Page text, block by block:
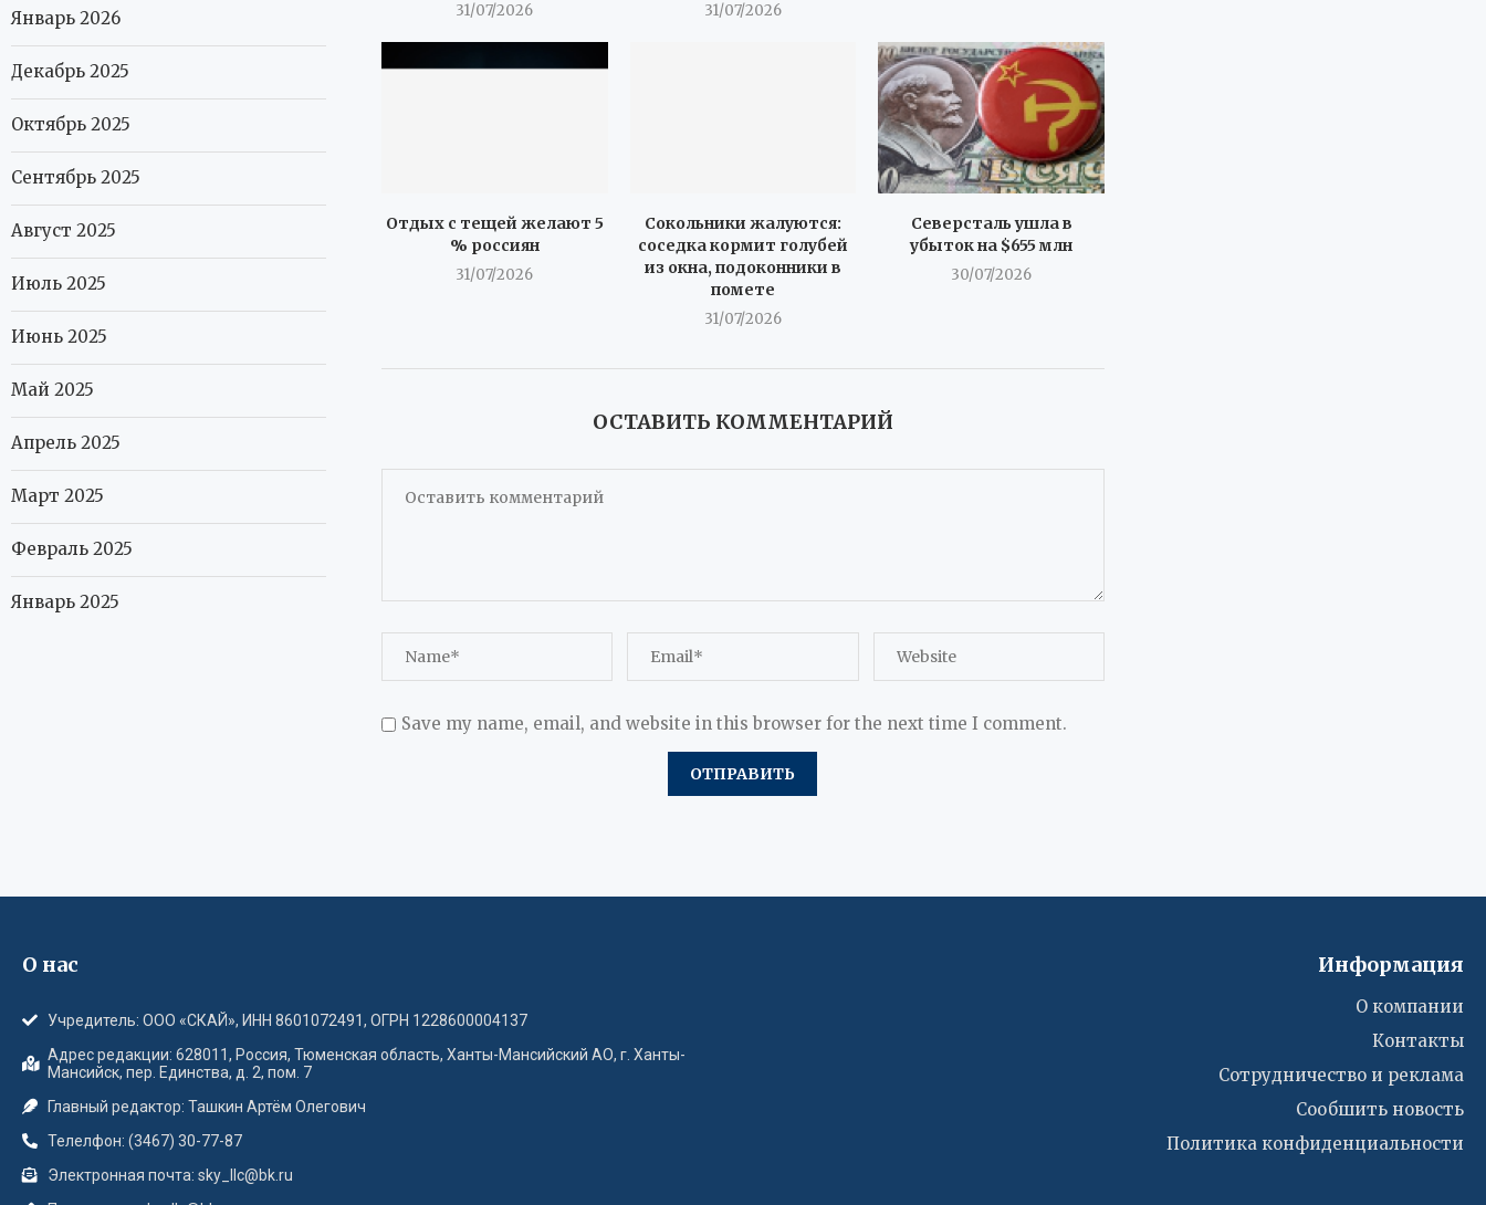
31/07/2026 31/07/2026
Отдых с тещей желают 5
% россиян
31/07/2026
Сокольники жалуются:
соседка кормит голубей
из окна, подоконники в
помете
31/07/2026
Северсталь ушла в
убыток на $655 млн
30/07/2026
ОСТАВИТЬ КОММЕНТАРИЙ
Save my name, email, and website in this browser for the next time I comment.
Январь 2026
Декабрь 2025
Октябрь 2025
Сентябрь 2025
Август 2025
Июль 2025
Июнь 2025
Май 2025
Апрель 2025
Март 2025
Февраль 2025
Январь 2025
О нас
Учредитель: ООО «СКАЙ», ИНН 8601072491, ОГРН 1228600004137
Адрес редакции: 628011, Россия, Тюменская область, Ханты-Мансийский АО, г. Ханты-
Мансийск, пер. Единства, д. 2, пом. 7
Главный редактор: Ташкин Артём Олегович
Телелфон: (3467) 30-77-87
Электронная почта: sky_llc@bk.ru
Информация
О компании
Контакты
Сотрудничество и реклама
Сообшить новость
Политика конфиденциальности